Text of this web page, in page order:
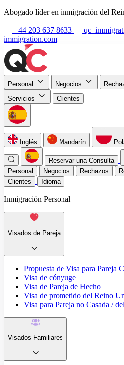
Abogado líder en inmigración del
+44 203 637 8633
immigration.com
Personal Negocios
Servicios
Clientes
Inglés Mandarín
Reservar una Consulta
Personal
Negocios Rechazos
Clientes
Idioma
Inmigración Personal
Visados de Pareja
Propuesta de Visa para Pareja
Visa de cónyuge
Visa de Pareja de Hecho
Visa de prometido del Reino
Visa para Pareja no Casada /
Visados Familiares